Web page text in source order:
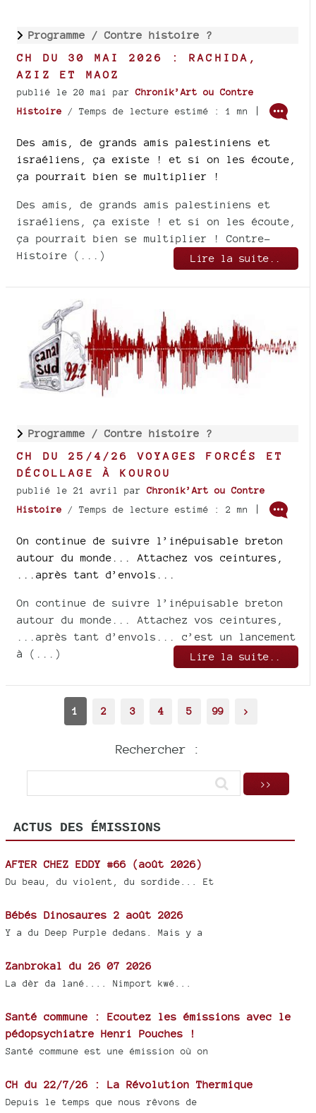
Programme / Contre histoire ?
CH DU 30 MAI 2026 : RACHIDA,
AZIZ ET MAOZ
publié le 20 mai parChronik’Art ou Contre
Histoire / Temps de lecture estimé : 1 mn |
Des amis, de grands amis palestiniens et
israéliens, ça existe ! et si on les écoute,
ça pourrait bien se multiplier !
Des amis, de grands amis palestiniens et
israéliens, ça existe ! et si on les écoute,
ça pourrait bien se multiplier ! Contre-
Histoire (...)
Lire la suite..
Programme / Contre histoire ?
CH DU 25/4/26 VOYAGES FORCÉS ET
DÉCOLLAGE À KOUROU
publié le 21 avril parChronik’Art ou Contre
Histoire / Temps de lecture estimé : 2 mn |
On continue de suivre l’inépuisable breton
autour du monde... Attachez vos ceintures,
...après tant d’envols...
On continue de suivre l’inépuisable breton
autour du monde... Attachez vos ceintures,
...après tant d’envols... c’est un lancement
à (...)
Lire la suite..
1 2 3 4 5 99 >
Rechercher :
ACTUS DES ÉMISSIONS
AFTER CHEZ EDDY #66 (août 2026)
Du beau, du violent, du sordide... Et
Bébés Dinosaures 2 août 2026
Y a du Deep Purple dedans. Mais y a
Zanbrokal du 26 07 2026
La dèr da lané.... Nimport kwé...
Santé commune : Ecoutez les émissions avec le
pédopsychiatre Henri Pouches !
Santé commune est une émission où on
CH du 22/7/26 : La Révolution Thermique
Depuis le temps que nous rêvons de